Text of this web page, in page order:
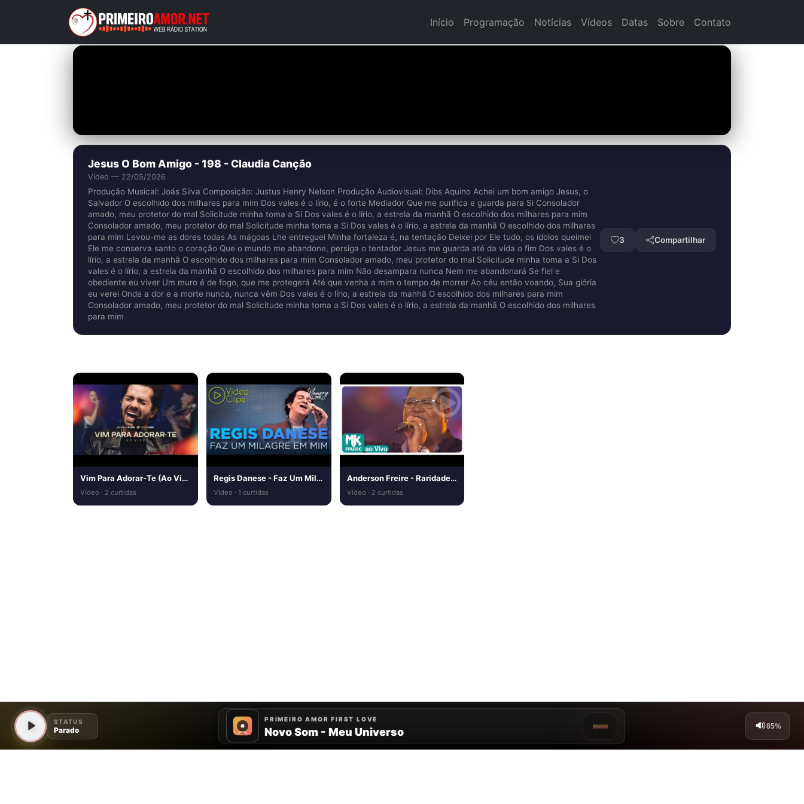
Início Programação Notícias Vídeos Datas Sobre Contato
Jesus O Bom Amigo - 198 - Claudia Canção
Vídeo — 22/05/2026
Produção Musical: Joás Silva Composição: Justus Henry Nelson Produção Audiovisual: Dibs Aquino Achei um bom amigo Jesus, o
Salvador O escolhido dos milhares para mim Dos vales é o lírio, é o forte Mediador Que me purifica e guarda para Si Consolador
amado, meu protetor do mal Solicitude minha toma a Si Dos vales é o lírio, a estrela da manhã O escolhido dos milhares para mim
Consolador amado, meu protetor do mal Solicitude minha toma a Si Dos vales é o lírio, a estrela da manhã O escolhido dos milhares
para mim Levou-me as dores todas As mágoas Lhe entreguei Minha fortaleza é, na tentação Deixei por Ele tudo, os ídolos queimei
Ele me conserva santo o coração Que o mundo me abandone, persiga o tentador Jesus me guarda até da vida o fim Dos vales é o
lírio, a estrela da manhã O escolhido dos milhares para mim Consolador amado, meu protetor do mal Solicitude minha toma a Si Dos
vales é o lírio, a estrela da manhã O escolhido dos milhares para mim Não desampara nunca Nem me abandonará Se fiel e
obediente eu viver Um muro é de fogo, que me protegerá Até que venha a mim o tempo de morrer Ao céu então voando, Sua glória
eu verei Onde a dor e a morte nunca, nunca vêm Dos vales é o lírio, a estrela da manhã O escolhido dos milhares para mim
Consolador amado, meu protetor do mal Solicitude minha toma a Si Dos vales é o lírio, a estrela da manhã O escolhido dos milhares
para mim
3 Compartilhar
Vim Para Adorar-Te (Ao Vivo) – Matheus Rizzo & Coral IABC | Noite de Louvor
Vídeo · 2 curtidas
Regis Danese - Faz Um Milagre em Mim (Clipe Oficial)
Vídeo · 1 curtidas
Anderson Freire - Raridade (Ao Vivo)
Vídeo · 2 curtidas